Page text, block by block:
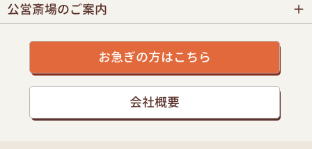
公営斎場のご案内
お急ぎの方はこちら
会社概要